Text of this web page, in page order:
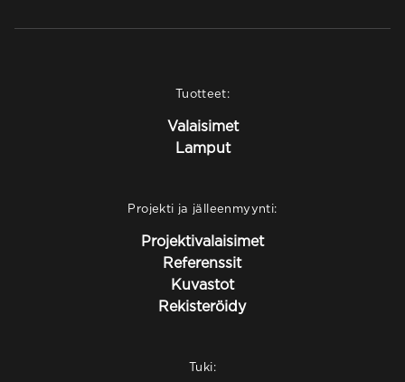
Tuotteet:
Valaisimet
Lamput
Projekti ja jälleenmyynti:
Projektivalaisimet
Referenssit
Kuvastot
Rekisteröidy
Tuki: